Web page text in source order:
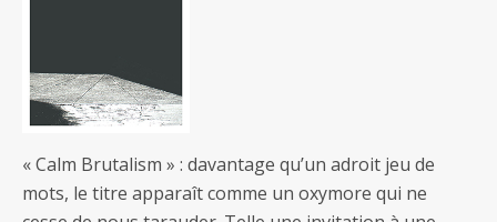
« Calm Brutalism » : davantage qu’un adroit jeu de
mots, le titre apparaît comme un oxymore qui ne